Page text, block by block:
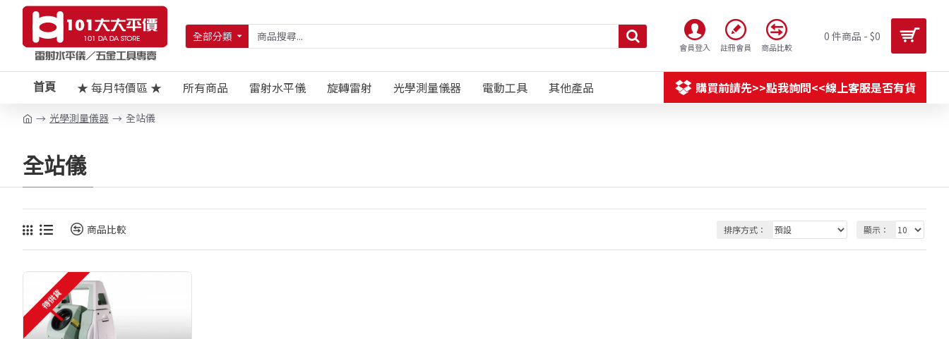
全部分類
會員登入 註冊會員 商品比較
0 件商品 - $0
首頁 ★ 每月特價區 ★ 所有商品 雷射水平儀 旋轉雷射 光學測量儀器 電動工具 其他產品 購買前請先>>點我詢問<<線上客服是否有貨
光學測量儀器 全站儀
全站儀
商品比較 排序方式： 顯示：
待供貨